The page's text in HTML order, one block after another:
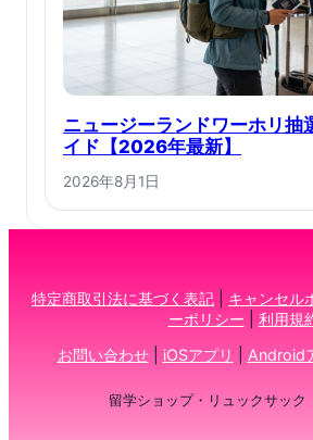
ニュージーランドワーホリ抽
イド【2026年最新】
2026年8月1日
特定商取引法に基づく表記 キャンセル
ーポリシー
利用規
お問い合わせ| iOSアプリ Android
留学ショップ・リュックサック